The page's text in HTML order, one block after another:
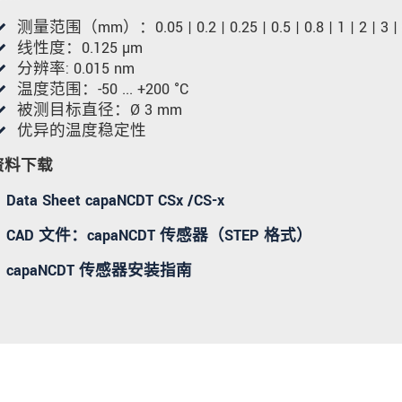
测量范围（mm）：0.05 | 0.2 | 0.25 | 0.5 | 0.8 | 1 | 2 | 3 |
线性度：0.125 µm
分辨率: 0.015 nm
温度范围：-50 ... +200 °C
被测目标直径：Ø 3 mm
优异的温度稳定性
料下载
Data Sheet capaNCDT CSx /CS-x
CAD 文件：capaNCDT 传感器（STEP 格式）
capaNCDT 传感器安装指南